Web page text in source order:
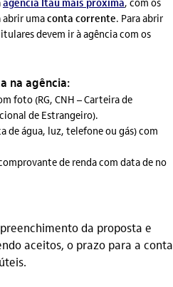
abrir umaconta corrente. Para abrir
devem ir à agência com os
na agência:
foto (RG, CNH – Carteira de
de Estrangeiro).
de água, luz, telefone ou gás) com
de renda com data de no
da proposta e
aceitos, o prazo para a conta